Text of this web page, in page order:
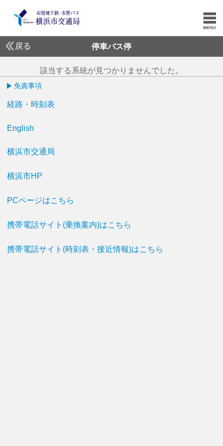
戻る 停車バス停
該当する系統が見つかりませんでした。
免責事項
経路・時刻表
English
横浜市交通局
横浜市HP
PCページはこちら
携帯電話サイト(乗換案内)はこちら
携帯電話サイト(時刻表・接近情報)はこちら